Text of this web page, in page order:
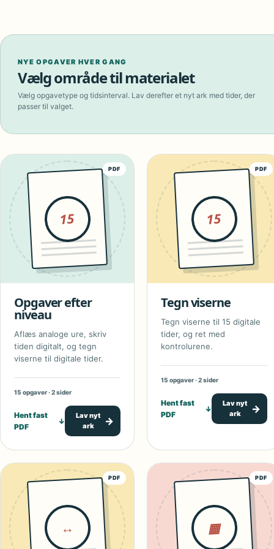
NYE OPGAVER HVER GANG
Vælg område til materialet
Vælg opgavetype og tidsinterval. Lav derefter et nyt ark med tider, der
passer til valget.
PDF
15
Opgaver efter
niveau
Aflæs analoge ure, skriv
tiden digitalt, og tegn
viserne til digitale tider.
15 opgaver · 2 sider
Hent fast
PDF
↓
Lav nyt
ark
→
PDF
15
Tegn viserne
Tegn viserne til 15 digitale
tider, og ret med
kontrolurene.
15 opgaver · 2 sider
Hent fast
PDF
↓
Lav nyt
ark
→
PDF
↔
PDF
▦